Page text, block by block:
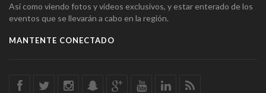
Así como viendo fotos y videos exclusivos, y estar enterado de los
eventos que se llevarán a cabo en la región.
MANTENTE CONECTADO